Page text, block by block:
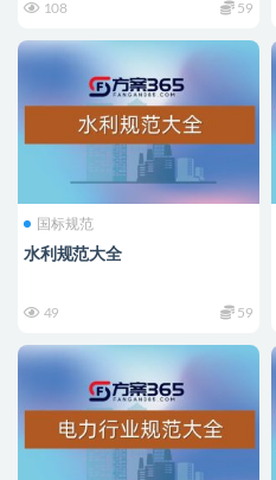
108 59
国标规范
水利规范大全
49 59